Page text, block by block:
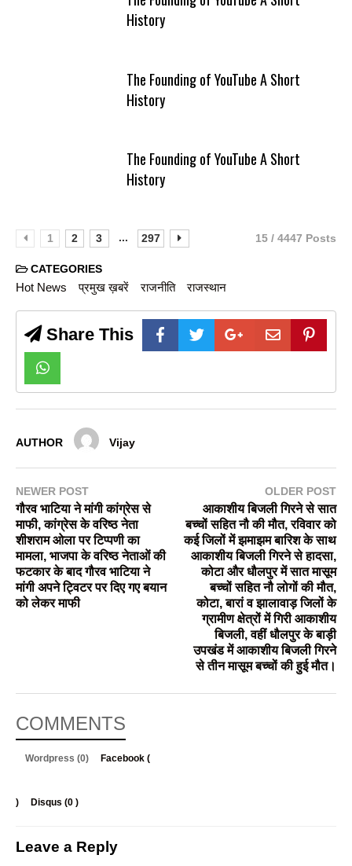
History
The Founding of YouTube A Short
History
The Founding of YouTube A Short
History
1 2 3 ... 297 15 / 4447 Posts
CATEGORIES
Hot News प्रमुख ख़बरें राजनीति राजस्थान
Share This
AUTHOR Vijay
NEWER POST
गौरव भाटिया ने मांगी कांग्रेस से
माफी, कांग्रेस के वरिष्ठ नेता
शीशराम ओला पर टिप्पणी का
मामला, भाजपा के वरिष्ठ नेताओं की
फटकार के बाद गौरव भाटिया ने
मांगी अपने ट्विटर पर दिए गए बयान
को लेकर माफी
OLDER POST
आकाशीय बिजली गिरने से सात
बच्चों सहित नौ की मौत, रविवार को
कई जिलों में झमाझम बारिश के साथ
आकाशीय बिजली गिरने से हादसा,
कोटा और धौलपुर में सात मासूम
बच्चों सहित नौ लोगों की मौत,
कोटा, बारां व झालावाड़ जिलों के
ग्रामीण क्षेत्रों में गिरी आकाशीय
बिजली, वहीं धौलपुर के बाड़ी
उपखंड में आकाशीय बिजली गिरने
से तीन मासूम बच्चों की हुई मौत।
COMMENTS
Wordpress (0) Facebook (
) Disqus (0 )
Leave a Reply